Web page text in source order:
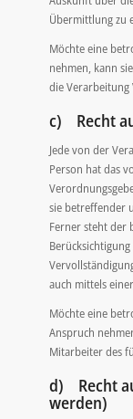
Übermittlung zu
Möchte eine
nehmen, kann
die
c) Recht
Jede von der
Person hat das
sie betreffender
Ferner steht der
auch mittels
Möchte eine
Anspruch
Mitarbeiter des
d) Recht
werden)